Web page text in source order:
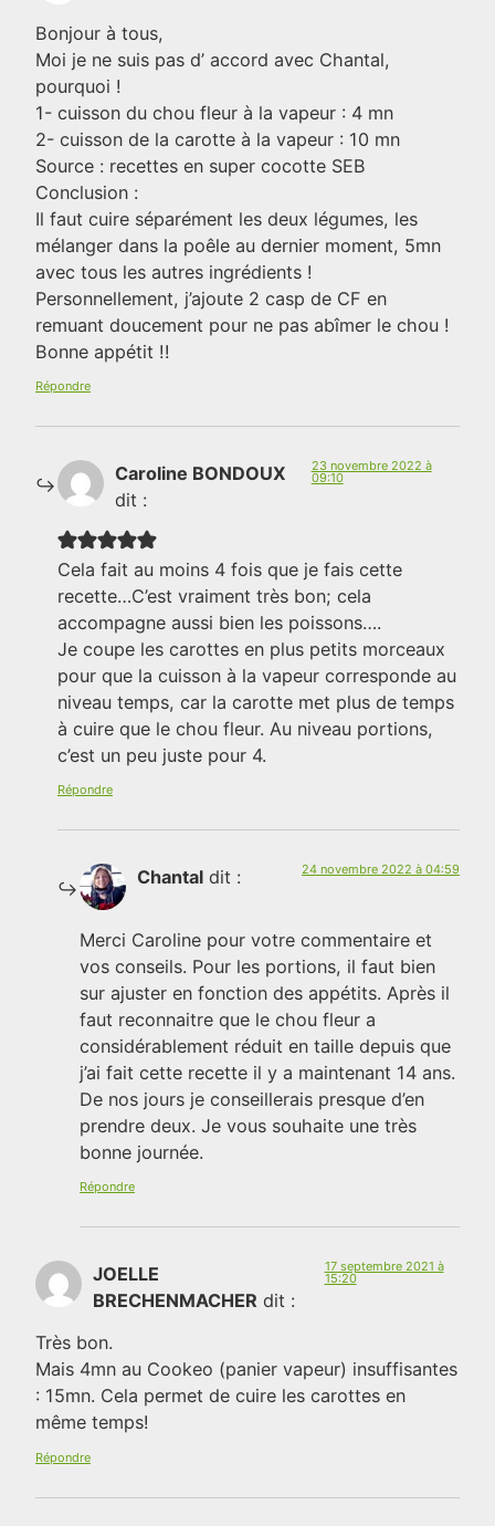
Bonjour à tous,
Moi je ne suis pas d’ accord avec Chantal,
pourquoi !
1- cuisson du chou fleur à la vapeur : 4 mn
2- cuisson de la carotte à la vapeur : 10 mn
Source : recettes en super cocotte SEB
Conclusion :
Il faut cuire séparément les deux légumes, les
mélanger dans la poêle au dernier moment, 5mn
avec tous les autres ingrédients !
Personnellement, j’ajoute 2 casp de CF en
remuant doucement pour ne pas abîmer le chou !
Bonne appétit !!
Répondre
Caroline BONDOUX
dit :
23 novembre 2022 à
09:10
Cela fait au moins 4 fois que je fais cette
recette…C’est vraiment très bon; cela
accompagne aussi bien les poissons….
Je coupe les carottes en plus petits morceaux
pour que la cuisson à la vapeur corresponde au
niveau temps, car la carotte met plus de temps
à cuire que le chou fleur. Au niveau portions,
c’est un peu juste pour 4.
Répondre
Chantal dit : 24 novembre 2022 à 04:59
Merci Caroline pour votre commentaire et
vos conseils. Pour les portions, il faut bien
sur ajuster en fonction des appétits. Après il
faut reconnaitre que le chou fleur a
considérablement réduit en taille depuis que
j’ai fait cette recette il y a maintenant 14 ans.
De nos jours je conseillerais presque d’en
prendre deux. Je vous souhaite une très
bonne journée.
Répondre
JOELLE
BRECHENMACHER dit :
17 septembre 2021 à
15:20
Très bon.
Mais 4mn au Cookeo (panier vapeur) insuffisantes
: 15mn. Cela permet de cuire les carottes en
même temps!
Répondre